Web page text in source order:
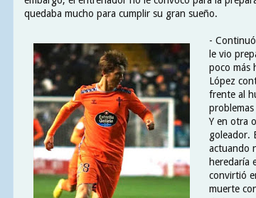
quedaba mucho para cumplir su gran sueño.
-
le vio
poco más
López
frente al
Y en otra
goleador.
actuando
heredaría
convirtió
muerte